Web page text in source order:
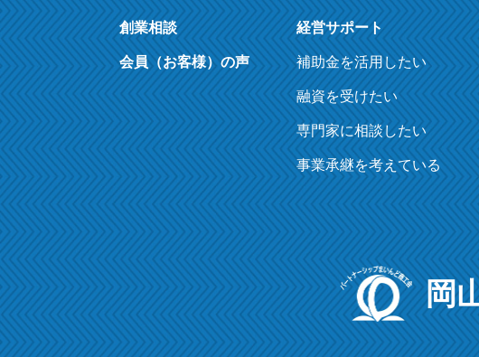
創業相談
会員（お客様）の声
経営サポート
補助金を活用したい
融資を受けたい
専門家に相談したい
事業承継を考えている
岡